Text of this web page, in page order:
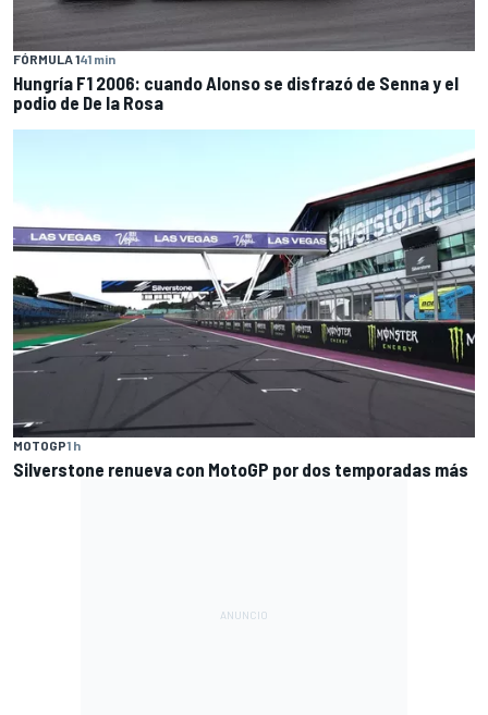
FÓRMULA 141 min
Hungría F1 2006: cuando Alonso se disfrazó de Senna y el
podio de De la Rosa
MOTOGP1 h
Silverstone renueva con MotoGP por dos temporadas más